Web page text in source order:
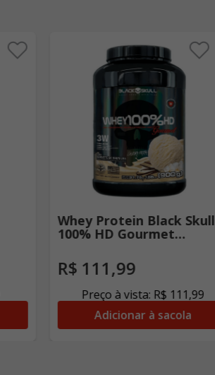
Whey Protein Black Skull
100% HD Gourmet
R$ 111,99
Preço à vista: R$ 111,99
Adicionar à sacola